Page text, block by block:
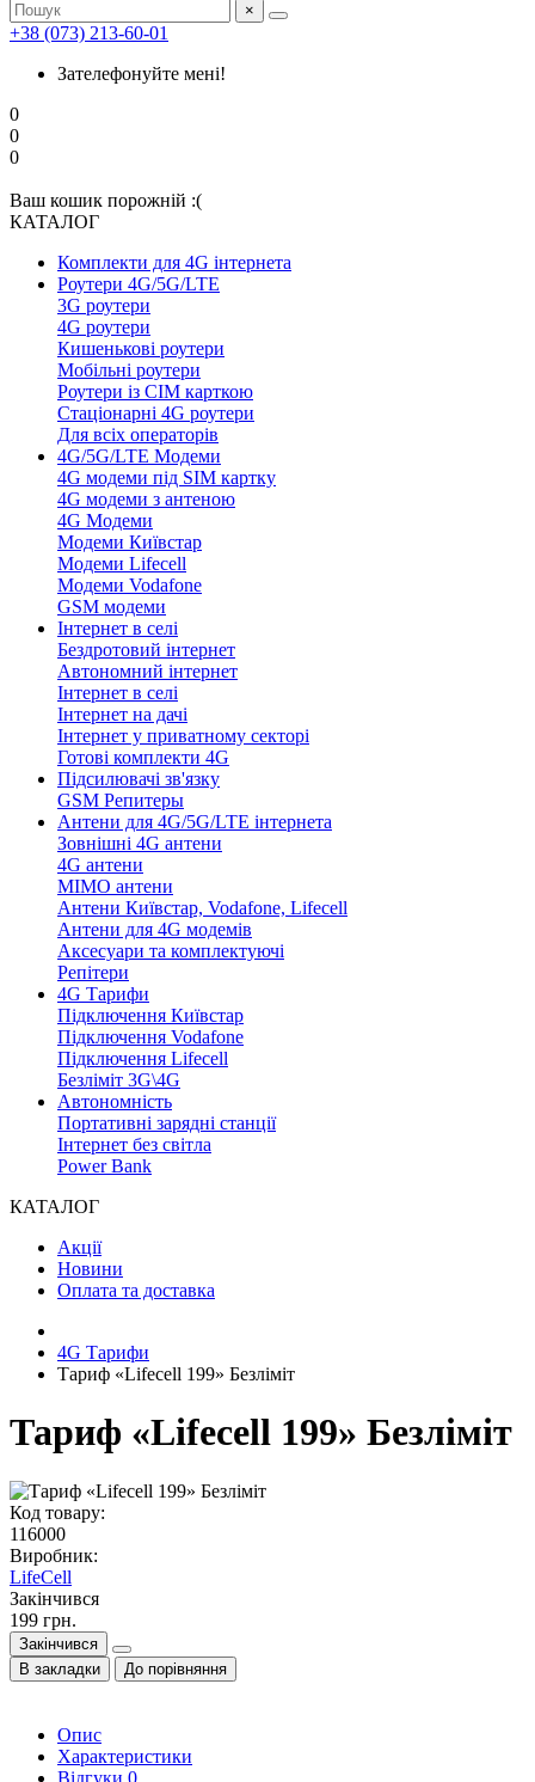
×
+38 (073) 213-60-01
Зателефонуйте мені!
0
0
0
Ваш кошик порожній :(
КАТАЛОГ
Комплекти для 4G інтернета
Роутери 4G/5G/LTE
3G роутери
4G роутери
Кишенькові роутери
Мобільні роутери
Роутери із СІМ карткою
Стаціонарні 4G роутери
Для всіх операторів
4G/5G/LTE Модеми
4G модеми під SIM картку
4G модеми з антеною
4G Модеми
Модеми Київстар
Модеми Lifecell
Модеми Vodafone
GSM модеми
Інтернет в селі
Бездротовий інтернет
Автономний інтернет
Інтернет в селі
Інтернет на дачі
Інтернет у приватному секторі
Готові комплекти 4G
Підсилювачі зв'язку
GSM Репитеры
Антени для 4G/5G/LTE інтернета
Зовнішні 4G антени
4G антени
MIMO антени
Антени Київстар, Vodafone, Lifecell
Антени для 4G модемів
Аксесуари та комплектуючі
Репітери
4G Тарифи
Підключення Київстар
Підключення Vodafone
Підключення Lifecell
Безліміт 3G\4G
Автономність
Портативні зарядні станції
Інтернет без світла
Power Bank
КАТАЛОГ
Акції
Новини
Оплата та доставка
4G Тарифи
Тариф «Lifecell 199» Безліміт
Тариф «Lifecell 199» Безліміт
Код товару:
116000
Виробник:
LifeCell
Закінчився
199 грн.
Закінчився
В закладки
До порівняння
Опис
Характеристики
Відгуки 0